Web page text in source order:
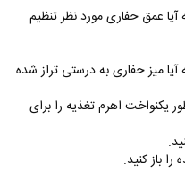
عمق حفاری مورد نظر تنظیم
میز حفاری به درستی تراز شده
یکنواخت اهرم تغذیه را برای
باز کنید.